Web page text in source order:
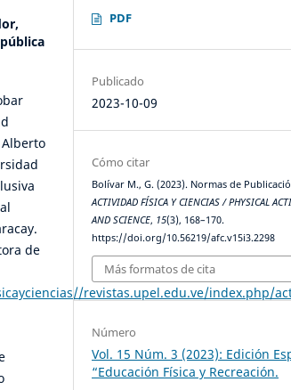
de
revistas.upel.edu.ve/index.php/
PDF
Publicado
2023-10-09
Cómo citar
Bolívar M., G. (2023). Normas de
ACTIVIDAD FÍSICA Y CIENCIAS / PHYSICAL
AND SCIENCE, 15(3), 168–170.
https://doi.org/10.56219/afc.v15i3.2298
Más formatos de cita
Número
Vol. 15 Núm. 3 (2023): Edición
“Educación Física y Recreación.